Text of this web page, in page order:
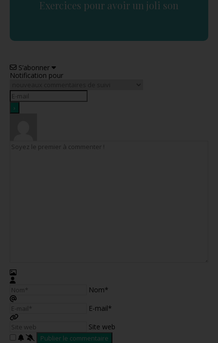
Exercices pour avoir un joli son
S’abonner
Notification pour
Nom*
E-mail*
Site web